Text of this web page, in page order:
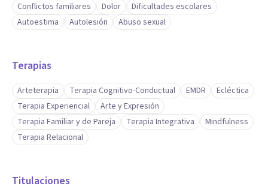
Conflictos familiares
Dolor
Dificultades escolares
Autoestima
Autolesión Abuso sexual
Terapias
Arteterapia Terapia Cognitivo-Conductual EMDR
Ecléctica
Terapia Experiencial
Arte y Expresión
Terapia Familiar y de Pareja
Terapia Integrativa
Mindfulness
Terapia Relacional
Titulaciones